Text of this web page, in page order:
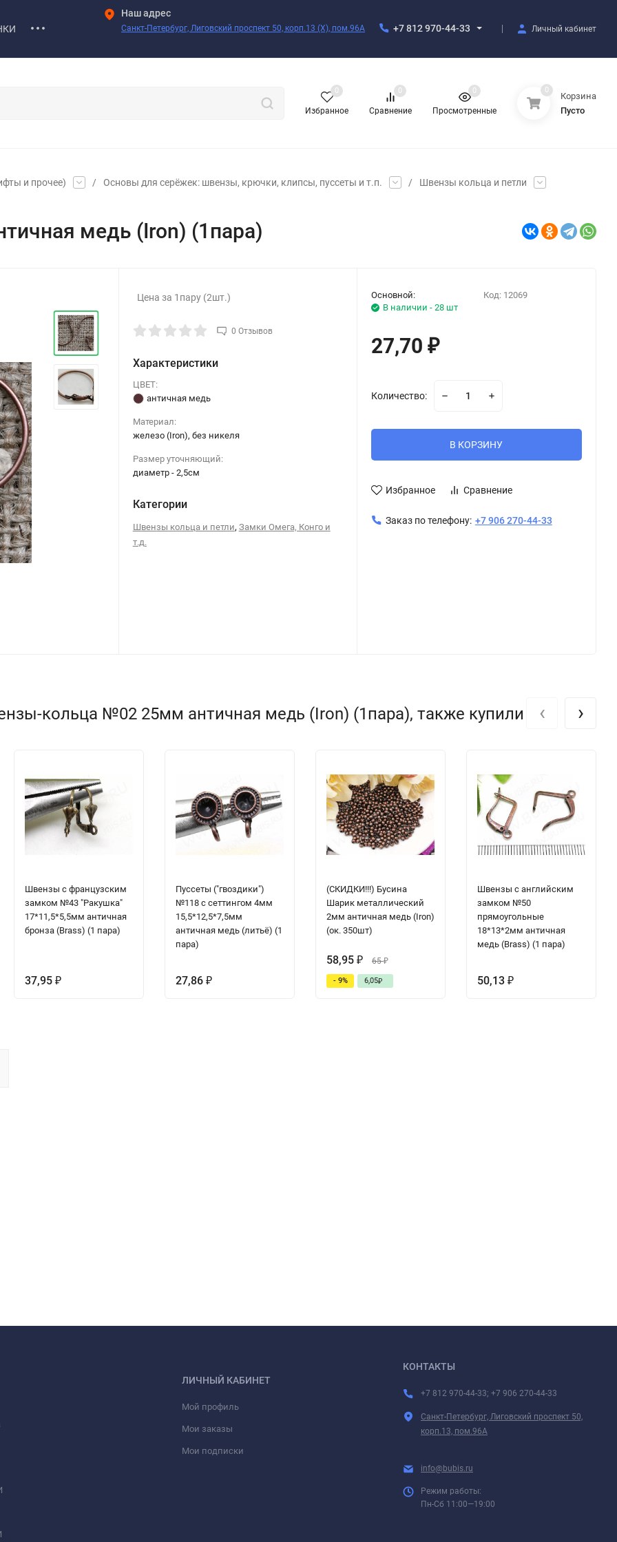
Наш адрес
Санкт-Петербург, Лиговский проспект 50, корп.13 (X), пом.96А +7 812 970-44-33 Личный кабинет
Избранное
0
Сравнение
0
Просмотренные
0 0
Корзина
Пусто
и прочее) / Основы для серёжек: швензы, крючки, клипсы, пуссеты и т.п. / Швензы кольца и петли
медь (Iron) (1пара)
Цена за 1пару (2шт.)
0 Отзывов
Характеристики
ЦВЕТ:
античная медь
Материал:
железо (Iron), без никеля
Размер уточняющий:
диаметр - 2,5см
Категории
Швензы кольца и петли, Замки Омега, Конго и
т.д.
Основной:
В наличии - 28 шт
Код: 12069
27,70 ₽
Количество:
В КОРЗИНУ
Избранное Сравнение
Заказ по телефону: +7 906 270-44-33
кольца №02 25мм античная медь (Iron) (1пара), также купили
Швензы с французским
замком №43 "Ракушка"
17*11,5*5,5мм античная
бронза (Brass) (1 пара)
37,95 ₽
Пуссеты ("гвоздики")
№118 с сеттингом 4мм
15,5*12,5*7,5мм
античная медь (литьё) (1
пара)
27,86 ₽
(СКИДКИ!!!) Бусина
Шарик металлический
2мм античная медь (Iron)
(ок. 350шт)
58,95 ₽ 65₽
- 9% 6,05₽
Швензы с английским
замком №50
прямоугольные
18*13*2мм античная
медь (Brass) (1 пара)
50,13 ₽
‹ ›
ЛИЧНЫЙ КАБИНЕТ
Мой профиль
Мои заказы
Мои подписки
КОНТАКТЫ
+7 812 970-44-33; +7 906 270-44-33
Санкт-Петербург, Лиговский проспект 50,
корп.13, пом.96А
info@bubis.ru
Режим работы:
Пн-Сб 11:00—19:00